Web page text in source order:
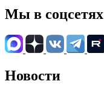
Мы в соцсетях
Новости